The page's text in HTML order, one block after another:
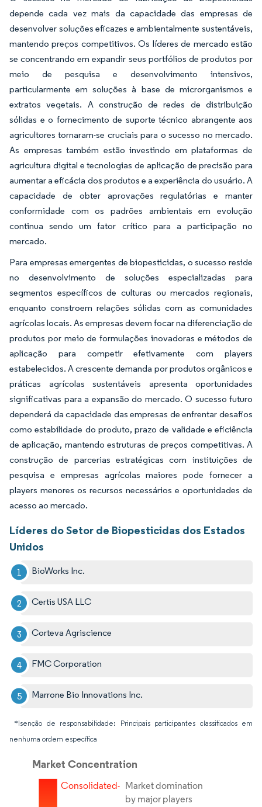
depende cada vez mais da capacidade das empresas de
desenvolver soluções eficazes e ambientalmente sustentáveis,
mantendo preços competitivos. Os líderes de mercado estão
se concentrando em expandir seus portfólios de produtos por
meio de pesquisa e desenvolvimento intensivos,
particularmente em soluções à base de microrganismos e
extratos vegetais. A construção de redes de distribuição
sólidas e o fornecimento de suporte técnico abrangente aos
agricultores tornaram-se cruciais para o sucesso no mercado.
As empresas também estão investindo em plataformas de
agricultura digital e tecnologias de aplicação de precisão para
aumentar a eficácia dos produtos e a experiência do usuário. A
capacidade de obter aprovações regulatórias e manter
conformidade com os padrões ambientais em evolução
continua sendo um fator crítico para a participação no
mercado.
Para empresas emergentes de biopesticidas, o sucesso reside
no desenvolvimento de soluções especializadas para
segmentos específicos de culturas ou mercados regionais,
enquanto constroem relações sólidas com as comunidades
agrícolas locais. As empresas devem focar na diferenciação de
produtos por meio de formulações inovadoras e métodos de
aplicação para competir efetivamente com players
estabelecidos. A crescente demanda por produtos orgânicos e
práticas agrícolas sustentáveis apresenta oportunidades
significativas para a expansão do mercado. O sucesso futuro
dependerá da capacidade das empresas de enfrentar desafios
como estabilidade do produto, prazo de validade e eficiência
de aplicação, mantendo estruturas de preços competitivas. A
construção de parcerias estratégicas com instituições de
pesquisa e empresas agrícolas maiores pode fornecer a
players menores os recursos necessários e oportunidades de
acesso ao mercado.
Líderes do Setor de Biopesticidas dos Estados
Unidos
BioWorks Inc.
Certis USA LLC
Corteva Agriscience
FMC Corporation
Marrone Bio Innovations Inc.
*Isenção de responsabilidade: Principais participantes classificados em
nenhuma ordem específica